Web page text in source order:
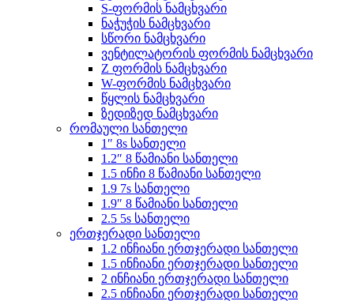
S-ფორმის ნამცხვარი
ნაჭუჭის ნამცხვარი
სწორი ნამცხვარი
ვენტილატორის ფორმის ნამცხვარი
Z ფორმის ნამცხვარი
W-ფორმის ნამცხვარი
წყლის ნამცხვარი
ზედიზედ ნამცხვარი
რომაული სანთელი
1″ 8s სანთელი
1.2″ 8 წამიანი სანთელი
1.5 ინჩი 8 წამიანი სანთელი
1.9 7s სანთელი
1.9″ 8 წამიანი სანთელი
2.5 5s სანთელი
ერთჯერადი სანთელი
1.2 ინჩიანი ერთჯერადი სანთელი
1.5 ინჩიანი ერთჯერადი სანთელი
2 ინჩიანი ერთჯერადი სანთელი
2.5 ინჩიანი ერთჯერადი სანთელი